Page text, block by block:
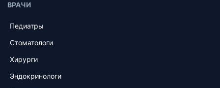
ВРАЧИ
Педиатры
Стоматологи
Хирурги
Эндокринологи